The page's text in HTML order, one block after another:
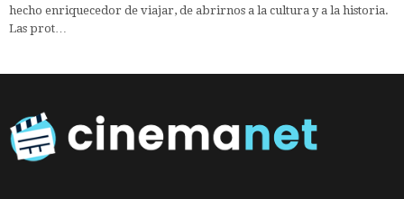
hecho enriquecedor de viajar, de abrirnos a la cultura y a la historia.
Las prot…